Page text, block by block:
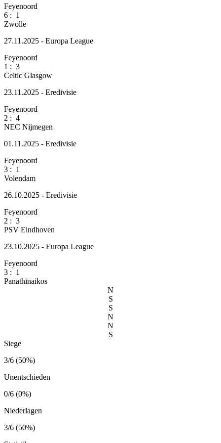
Feyenoord
6 : 1
Zwolle
27.11.2025 - Europa League
Feyenoord
1 : 3
Celtic Glasgow
23.11.2025 - Eredivisie
Feyenoord
2 : 4
NEC Nijmegen
01.11.2025 - Eredivisie
Feyenoord
3 : 1
Volendam
26.10.2025 - Eredivisie
Feyenoord
2 : 3
PSV Eindhoven
23.10.2025 - Europa League
Feyenoord
3 : 1
Panathinaikos
N
S
S
N
N
S
Siege
3/6 (50%)
Unentschieden
0/6 (0%)
Niederlagen
3/6 (50%)